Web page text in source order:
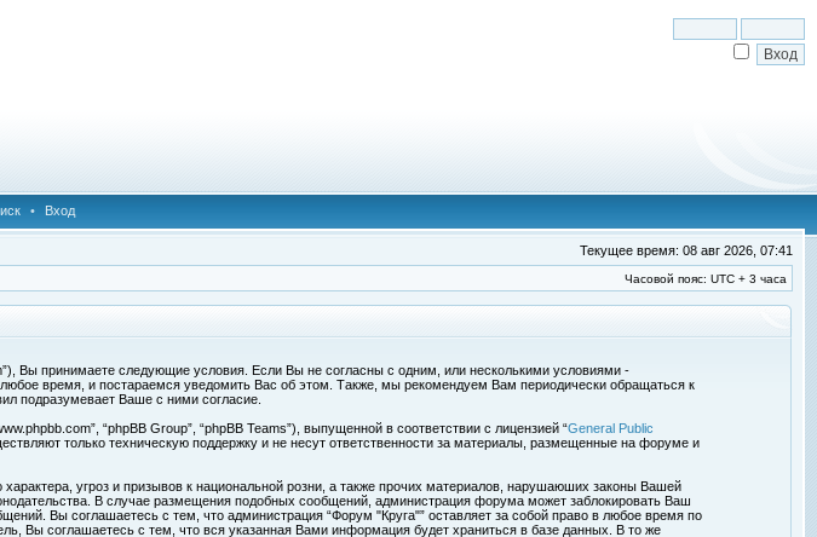
• Вход
Текущее время: 08 авг 2026, 07:41
Часовой пояс: UTC + 3 часа
Вы принимаете следующие условия. Если Вы не согласны с одним, или несколькими условиями -
время, и постараемся уведомить Вас об этом. Также, мы рекомендуем Вам периодически обращаться к
подразумевает Ваше с ними согласие.
“phpBB Group”, “phpBB Teams”), выпущенной в соответствии с лицензией “General Public
только техническую поддержку и не несут ответственности за материалы, размещенные на форуме и
угроз и призывов к национальной розни, а также прочих материалов, нарушаюших законы Вашей
В случае размещения подобных сообщений, администрация форума может заблокировать Ваш
Вы соглашаетесь с тем, что администрация “Форум "Круга"” оставляет за собой право в любое время по
Вы соглашаетесь с тем, что вся указанная Вами информация будет храниться в базе данных. В то же